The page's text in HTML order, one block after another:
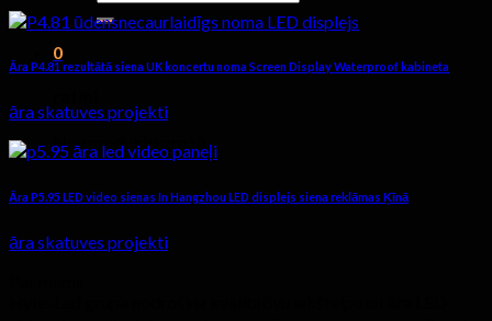
0
Nav produktu grozā.
Āra P4.81 rezultātā siena UK koncertu noma Screen Display Waterproof kabineta
āra skatuves projekti
Āra P5.95 LED video sienas In Hangzhou LED displejs siena reklāmas Ķīnā
āra skatuves projekti